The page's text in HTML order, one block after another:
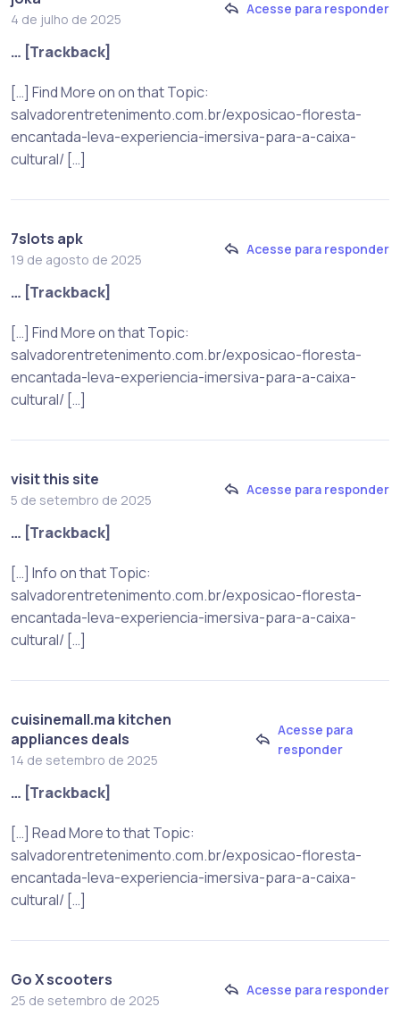
4 de julho de 2025
Acesse para responder
… [Trackback]
[…] Find More on on that Topic:
salvadorentretenimento.com.br/exposicao-floresta-
encantada-leva-experiencia-imersiva-para-a-caixa-
cultural/ […]
7slots apk
19 de agosto de 2025
Acesse para responder
… [Trackback]
[…] Find More on that Topic:
salvadorentretenimento.com.br/exposicao-floresta-
encantada-leva-experiencia-imersiva-para-a-caixa-
cultural/ […]
visit this site
5 de setembro de 2025
Acesse para responder
… [Trackback]
[…] Info on that Topic:
salvadorentretenimento.com.br/exposicao-floresta-
encantada-leva-experiencia-imersiva-para-a-caixa-
cultural/ […]
cuisinemall.ma kitchen
appliances deals
14 de setembro de 2025
Acesse para
responder
… [Trackback]
[…] Read More to that Topic:
salvadorentretenimento.com.br/exposicao-floresta-
encantada-leva-experiencia-imersiva-para-a-caixa-
cultural/ […]
Go X scooters
25 de setembro de 2025
Acesse para responder